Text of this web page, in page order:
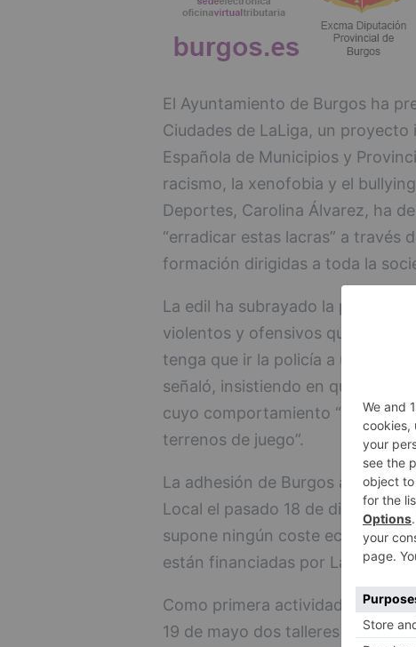
El Ayuntamiento de Burgos ha
Ciudades de LaLiga, un
Española de Municipios y
racismo, la xenofobia y el
Deportes, Carolina Álvarez, ha
“erradicar estas lacras” a través
formación dirigidas a toda la
La edil ha subrayado la
violentos y ofensivos que se
tenga que ir la policía a un
señaló, insistiendo en que los
cuyo comportamiento “acaban
terrenos de juego”.
La adhesión de Burgos al
Local el pasado 18 de diciembre
supone ningún coste económico
están financiadas por LaLiga.
Como primera actividad dentro
19 de mayo dos talleres sobre